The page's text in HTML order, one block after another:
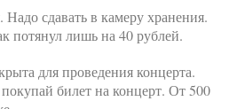
сдавать в камеру хранения.
потянул лишь на 40 рублей.
для проведения концерта.
билет на концерт. От 500